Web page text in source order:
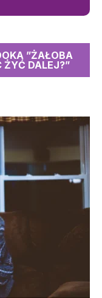
”ŻAŁOBA
DALEJ?”